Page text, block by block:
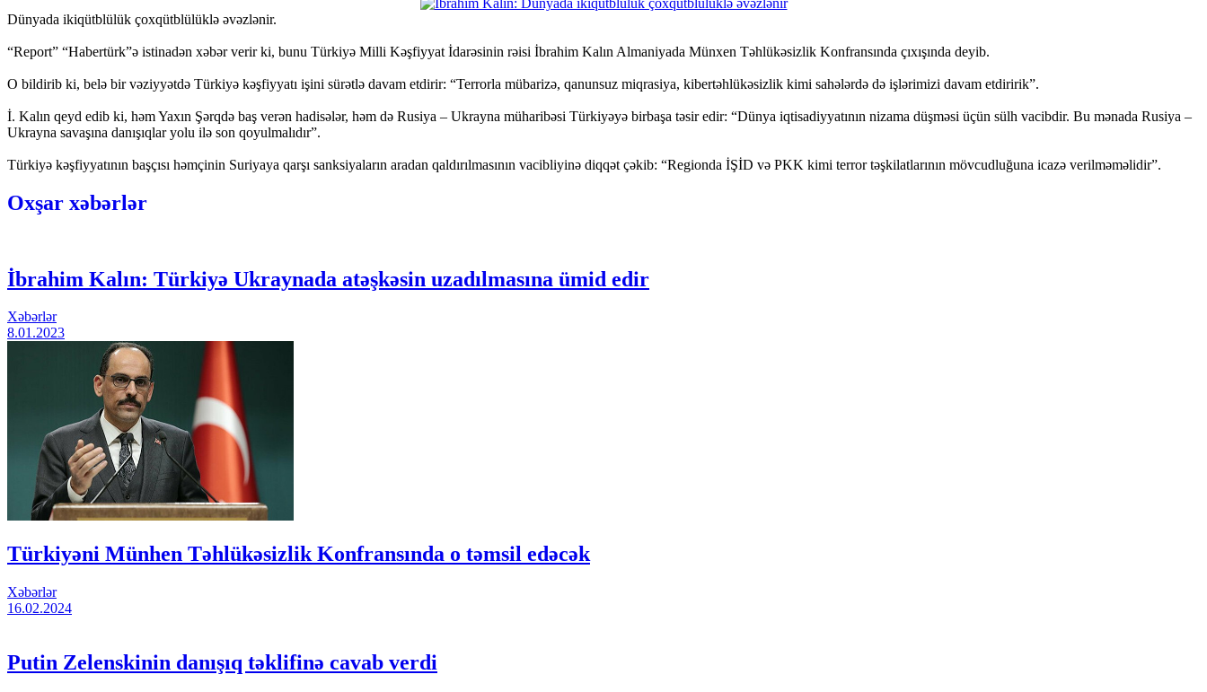
Dünyada ikiqütblülük çoxqütblülüklə əvəzlənir.
“Report” “Habertürk”ə istinadən xəbər verir ki, bunu Türkiyə Milli Kəşfiyyat İdarəsinin rəisi İbrahim Kalın Almaniyada Münxen Təhlükəsizlik Konfransında çıxışında deyib.
O bildirib ki, belə bir vəziyyətdə Türkiyə kəşfiyyatı işini sürətlə davam etdirir: “Terrorla mübarizə, qanunsuz miqrasiya, kibertəhlükəsizlik kimi sahələrdə də işlərimizi davam etdiririk”.
İ. Kalın qeyd edib ki, həm Yaxın Şərqdə baş verən hadisələr, həm də Rusiya – Ukrayna müharibəsi Türkiyəyə birbaşa təsir edir: “Dünya iqtisadiyyatının nizama düşməsi üçün sülh vacibdir. Bu mənada Rusiya –
Ukrayna savaşına danışıqlar yolu ilə son qoyulmalıdır”.
Türkiyə kəşfiyyatının başçısı həmçinin Suriyaya qarşı sanksiyaların aradan qaldırılmasının vacibliyinə diqqət çəkib: “Regionda İŞİD və PKK kimi terror təşkilatlarının mövcudluğuna icazə verilməməlidir”.
Oxşar xəbərlər
İbrahim Kalın: Türkiyə Ukraynada atəşkəsin uzadılmasına ümid edir
Xəbərlər
8.01.2023
Türkiyəni Münhen Təhlükəsizlik Konfransında o təmsil edəcək
Xəbərlər
16.02.2024
Putin Zelenskinin danışıq təklifinə cavab verdi